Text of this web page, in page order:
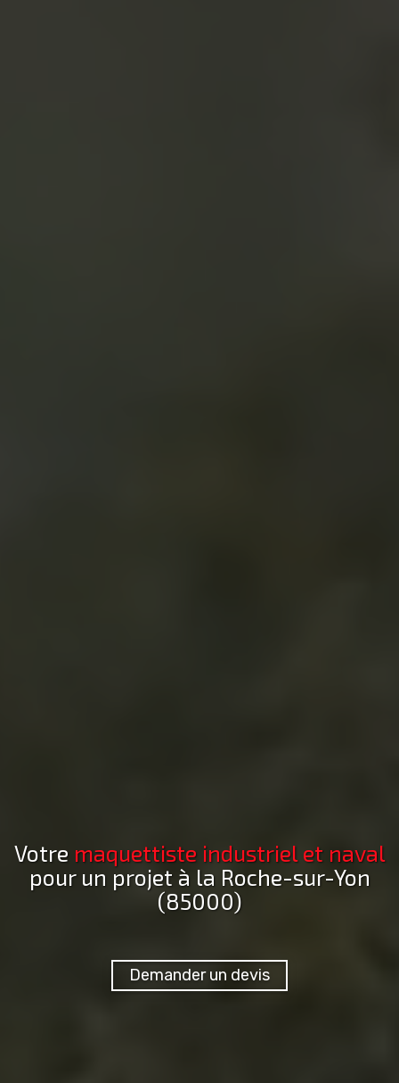
Votre maquettiste industriel et naval
pour un projet à la Roche-sur-Yon
(85000)
Demander un devis